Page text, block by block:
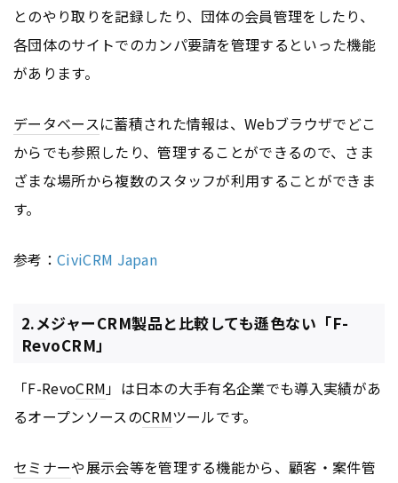
とのやり取りを記録したり、団体の会員管理をしたり、
各団体のサイトでのカンパ要請を管理するといった機能
があります。
データベースに蓄積された情報は、Webブラウザでどこ
からでも参照したり、管理することができるので、さま
ざまな場所から複数のスタッフが利用することができま
す。
参考： CiviCRM Japan
2.メジャーCRM製品と比較しても遜色ない「F-
RevoCRM」
「F-RevoCRM 」は日本の大手有名企業でも導入実績があ
るオープンソースのCRMツールです。
セミナーや展示会等を管理する機能から、顧客・案件管